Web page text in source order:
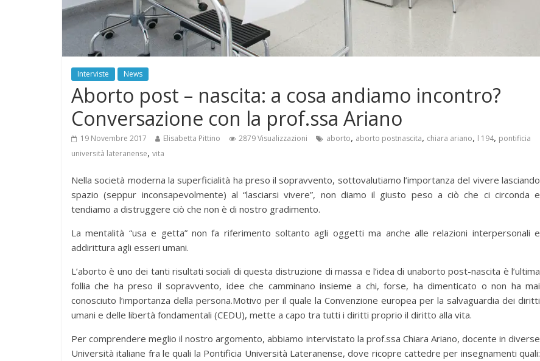
Interviste News
Aborto post – nascita: a cosa andiamo incontro?
Conversazione con la prof.ssa Ariano
19 Novembre 2017 Elisabetta Pittino 2879 Visualizzazioni aborto, aborto postnascita, chiara ariano, l 194, pontificia
università lateranense, vita
Nella società moderna la superficialità ha preso il sopravvento, sottovalutiamo l’importanza del vivere lasciando
spazio (seppur inconsapevolmente) al “lasciarsi vivere”, non diamo il giusto peso a ciò che ci circonda e
tendiamo a distruggere ciò che non è di nostro gradimento.
La mentalità “usa e getta” non fa riferimento soltanto agli oggetti ma anche alle relazioni interpersonali e
addirittura agli esseri umani.
L’aborto è uno dei tanti risultati sociali di questa distruzione di massa e l’idea di unaborto post-nascita è l’ultima
follia che ha preso il sopravvento, idee che camminano insieme a chi, forse, ha dimenticato o non ha mai
conosciuto l’importanza della persona.Motivo per il quale la Convenzione europea per la salvaguardia dei diritti
umani e delle libertà fondamentali (CEDU), mette a capo tra tutti i diritti proprio il diritto alla vita.
Per comprendere meglio il nostro argomento, abbiamo intervistato la prof.ssa Chiara Ariano, docente in diverse
Università italiane fra le quali la Pontificia Università Lateranense, dove ricopre cattedre per insegnamenti quali: